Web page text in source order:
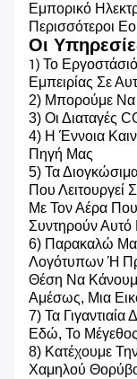
Εμπορικό
Περισσότεροι
Οι
1) Το
Εμπειρίας Σε
2) Μπορούμε Να
3) Οι Διαταγές
4) Η Έννοια
Πηγή Μας
5) Τα
Που Λειτουργεί
Με Τον Αέρα
Συντηρούν Αυτό
6) Παρακαλώ Μας
Λογότυπων Ή
Θέση Να
Αμέσως, Μια
7) Τα Γιγαντιαία
Εδώ, Το
8) Κατέχουμε
Χαμηλού